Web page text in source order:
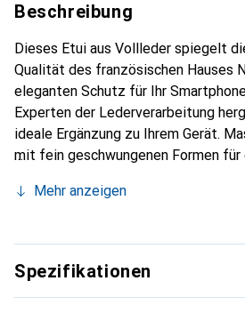
Beschreibung
Dieses Etui aus Vollleder spiegelt
Qualität des französischen Hauses
eleganten Schutz für Ihr
Experten der Lederverarbeitung
ideale Ergänzung zu Ihrem Gerät.
mit fein geschwungenen Formen
Smartphone. Die Marke Noreve ist
für den anspruchsvollen Kunden.
Mehr anzeigen
Spezifikationen